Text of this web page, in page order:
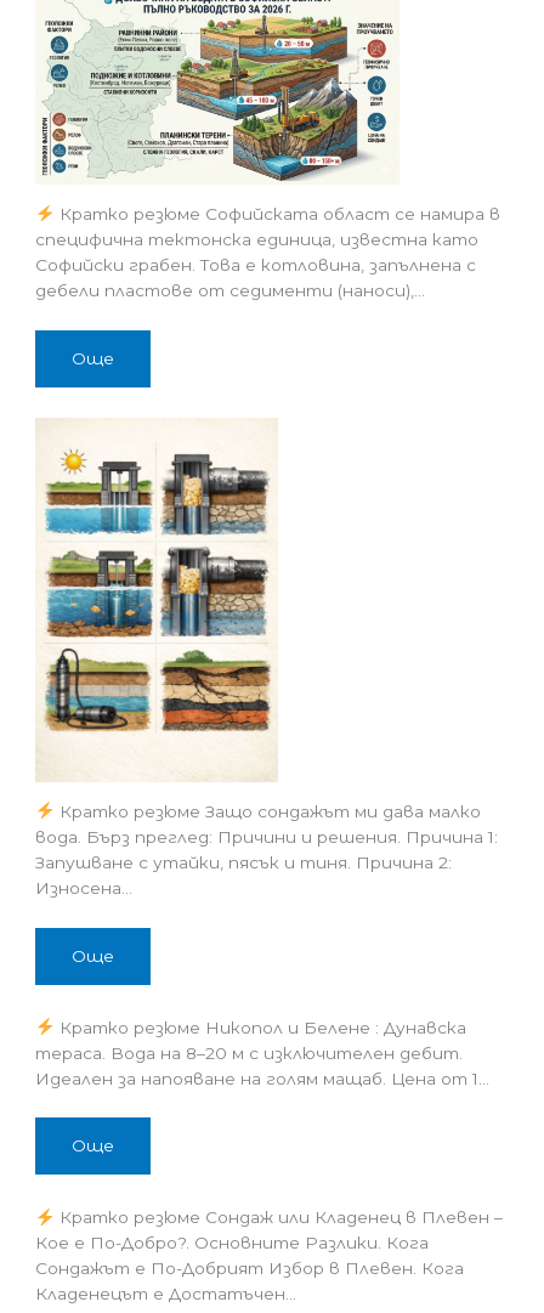
Кратко резюме Софийската област се намира в
специфична тектонска единица, известна като
Софийски грабен. Това е котловина, запълнена с
дебели пластове от седименти (наноси),…
Още
Кратко резюме Защо сондажът ми дава малко
вода. Бърз преглед: Причини и решения. Причина 1:
Запушване с утайки, пясък и тиня. Причина 2:
Износена…
Още
Кратко резюме Никопол и Белене : Дунавска
тераса. Вода на 8–20 м с изключителен дебит.
Идеален за напояване на голям мащаб. Цена от 1…
Още
Кратко резюме Сондаж или Кладенец в Плевен –
Кое е По-Добро?. Основните Разлики. Кога
Сондажът е По-Добрият Избор в Плевен. Кога
Кладенецът е Достатъчен…